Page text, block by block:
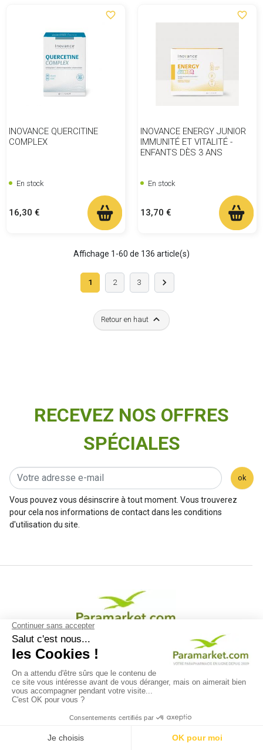
favorite_border
INOVANCE QUERCITINE
COMPLEX
En stock
Prix
16,30 €
favorite_border
INOVANCE ENERGY JUNIOR
IMMUNITÉ ET VITALITÉ -
ENFANTS DÈS 3 ANS
En stock
Prix
13,70 €
Affichage 1-60 de 136 article(s)
1 2 3 Suivant

Retour en haut 
RECEVEZ NOS OFFRES
SPÉCIALES
ok
Vous pouvez vous désinscrire à tout moment. Vous trouverez
pour cela nos informations de contact dans les conditions
d'utilisation du site.
groupement Apothical